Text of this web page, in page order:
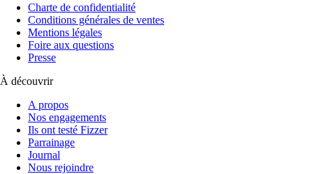
Charte de confidentialité
Conditions générales de ventes
Mentions légales
Foire aux questions
Presse
À découvrir
A propos
Nos engagements
Ils ont testé Fizzer
Parrainage
Journal
Nous rejoindre